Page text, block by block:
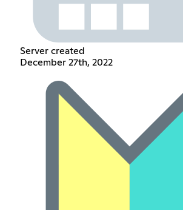
Server created
December 27th, 2022